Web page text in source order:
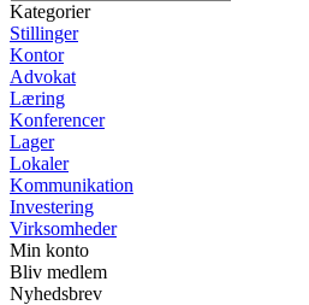
Kategorier
Stillinger
Kontor
Advokat
Læring
Konferencer
Lager
Lokaler
Kommunikation
Investering
Virksomheder
Min konto
Bliv medlem
Nyhedsbrev